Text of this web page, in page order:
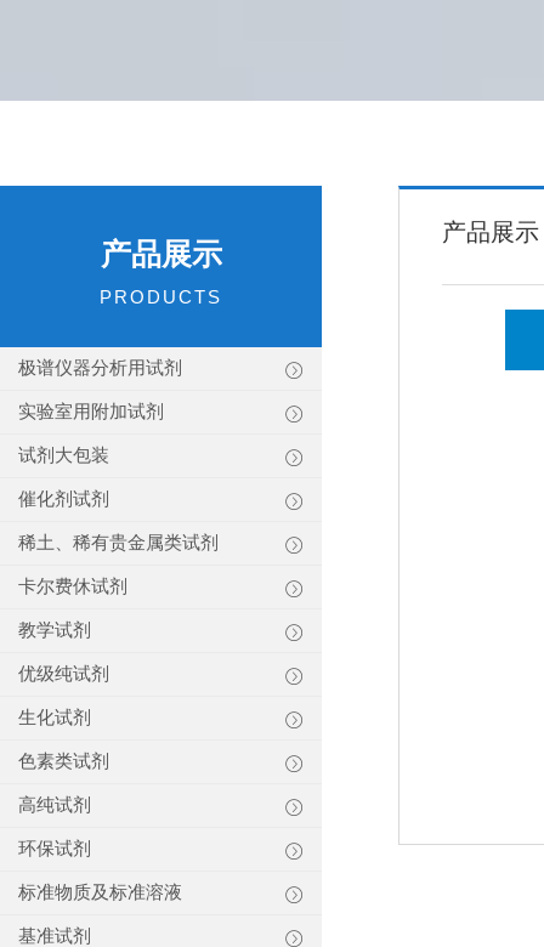
产品展示
PRODUCTS
极谱仪器分析用试剂
实验室用附加试剂
试剂大包装
催化剂试剂
稀土、稀有贵金属类试剂
卡尔费休试剂
教学试剂
优级纯试剂
生化试剂
色素类试剂
高纯试剂
环保试剂
标准物质及标准溶液
基准试剂
产品展示